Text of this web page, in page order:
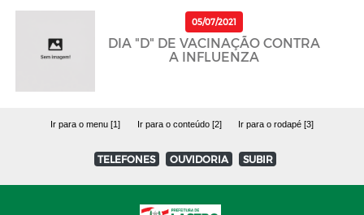
05/07/2021
DIA "D" DE VACINAÇÃO CONTRA
A INFLUENZA
Ir para o menu [1] Ir para o conteúdo [2] Ir para o rodapé [3]
TELEFONES OUVIDORIA SUBIR